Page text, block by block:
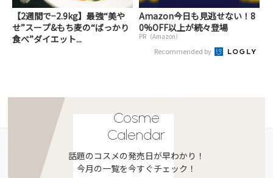
【2週間で−2.9kg】最強“美や
せ”スープ&もち麦の“ばっかり
食べ”ダイエット...
Amazon今日も見逃せない！8
0%OFF以上が続々登場
PR（Amazon）
Recommended by
Cosme
Calendar
話題のコスメの発売日が早わかり！
今月の一覧を今すぐチェック！